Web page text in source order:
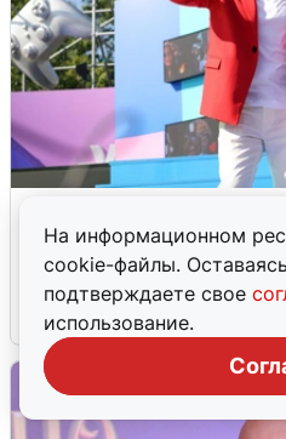
На информационном
cookie-файлы.
подтверждаете свое
использование.
Шаляпин
возлюбленной